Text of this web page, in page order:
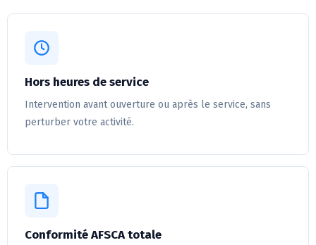
Hors heures de service
Intervention avant ouverture ou après le service, sans
perturber votre activité.
Conformité AFSCA totale